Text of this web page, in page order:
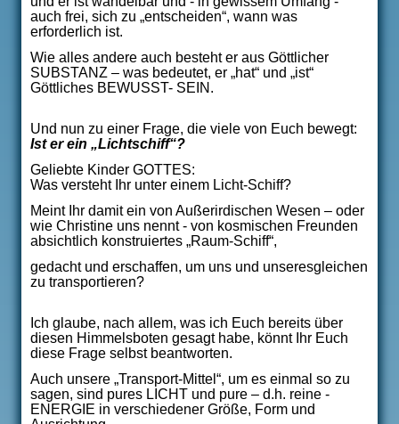
auch frei, sich zu „entscheiden“, wann was
erforderlich ist.
Wie alles andere auch besteht er aus Göttlicher
SUBSTANZ – was bedeutet, er „hat“ und „ist“
Göttliches BEWUSST- SEIN.
Und nun zu einer Frage, die viele von Euch bewegt:
Ist er ein „Lichtschiff“?
Geliebte Kinder GOTTES:
Was versteht Ihr unter einem Licht-Schiff?
Meint Ihr damit ein von Außerirdischen Wesen – oder
wie Christine uns nennt - von kosmischen Freunden
absichtlich konstruiertes „Raum-Schiff“,
gedacht und erschaffen, um uns und unseresgleichen
zu transportieren?
Ich glaube, nach allem, was ich Euch bereits über
diesen Himmelsboten gesagt habe, könnt Ihr Euch
diese Frage selbst beantworten.
Auch unsere „Transport-Mittel“, um es einmal so zu
sagen, sind pures LICHT und pure – d.h. reine -
ENERGIE in verschiedener Größe, Form und